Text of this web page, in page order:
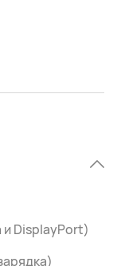
и DisplayPort)